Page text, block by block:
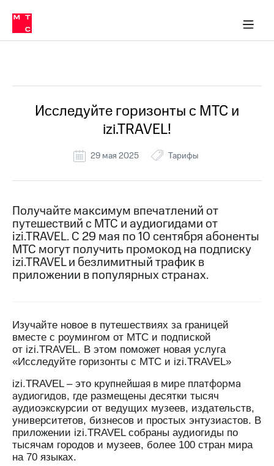
связь
Сервисы и подписки
30% на связь
кабинеты
Мобильная
и
Спутниковое
Деньги
номер
в МТС
Тарифы
Услуги
Семейная
группа
Заказать
карту
Оформить
eSIM
SIM-
карта
в МТС
Услуги
приложение
Мой
МТС
Акции
Скидка 30%
на связь
РИИЛ
и МТС
Супер
дешевле
при
оплате
с карты
МТС
Деньги
Выберите
и подключите
Исследуйте горизонты с МТС и
izi.TRAVEL!
29 мая 2025 Тарифы
Получайте максимум впечатлений от
путешествий с МТС и аудиогидами от
izi.TRAVEL. С 29 мая по 10 сентября абоненты
МТС могут получить промокод на подписку
izi.TRAVEL и безлимитный трафик в
приложении в популярных странах.
Изучайте новое в путешествиях за границей
вместе с роумингом от МТС и подпиской
от izi.TRAVEL. В этом поможет новая услуга
«Исследуйте горизонты с МТС и izi.TRAVEL»
izi.TRAVEL – это крупнейшая в мире платформа
аудиогидов, где размещены десятки тысяч
аудиоэкскурсии от ведущих музеев, издательств,
университетов, бизнесов и простых энтузиастов. В
приложении izi.TRAVEL собраны аудиогиды по
тысячам городов и музеев, более 100 стран мира
на 70 языках.